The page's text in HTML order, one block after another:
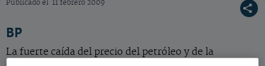
Publicado el 11 febrero 2009
BP
La fuerte caída del precio del petróleo y de la